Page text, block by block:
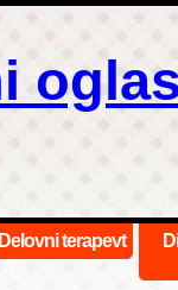
Delovni terapevt